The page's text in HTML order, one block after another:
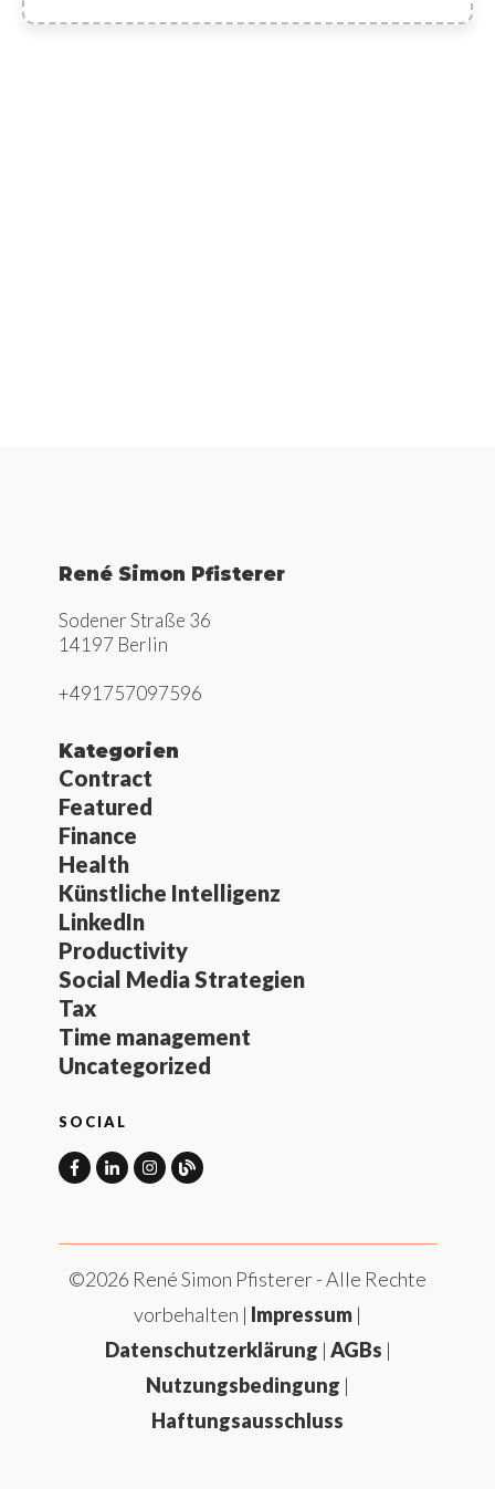
René Simon Pfisterer
Sodener Straße 36
14197 Berlin
+491757097596
Kategorien
Contract
Featured
Finance
Health
Künstliche Intelligenz
LinkedIn
Productivity
Social Media Strategien
Tax
Time management
Uncategorized
SOCIAL
©2026 René Simon Pfisterer- Alle Rechte
vorbehalten | Impressum |
Datenschutzerklärung | AGBs |
Nutzungsbedingung |
Haftungsausschluss